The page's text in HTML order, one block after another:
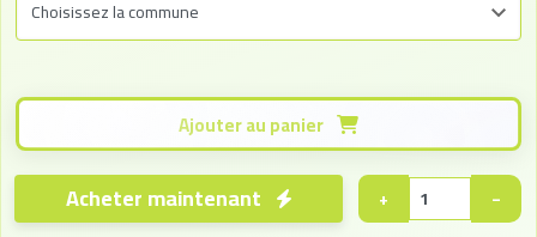
−
+
Acheter maintenant